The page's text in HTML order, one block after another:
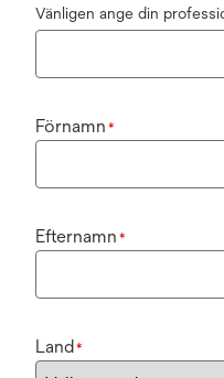
Vänligen ange din
Förnamn *
Efternamn *
Land*